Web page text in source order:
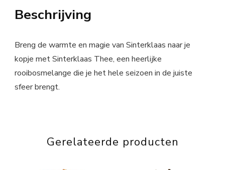
Beschrijving
Breng de warmte en magie van Sinterklaas naar je
kopje met Sinterklaas Thee, een heerlijke
rooibosmelange die je het hele seizoen in de juiste
sfeer brengt.
Gerelateerde producten